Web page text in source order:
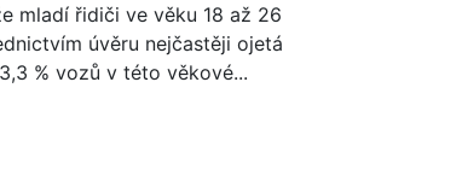
mladí řidiči ve věku 18 až 26
úvěru nejčastěji ojetá
% vozů v této věkové...